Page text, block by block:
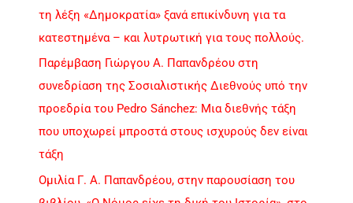
τη λέξη «Δημοκρατία» ξανά επικίνδυνη για τα
κατεστημένα – και λυτρωτική για τους πολλούς.
Παρέμβαση Γιώργου Α. Παπανδρέου στη
συνεδρίαση της Σοσιαλιστικής Διεθνούς υπό την
προεδρία του Pedro Sánchez: Μια διεθνής τάξη
που υποχωρεί μπροστά στους ισχυρούς δεν είναι
τάξη
Ομιλία Γ. Α. Παπανδρέου, στην παρουσίαση του